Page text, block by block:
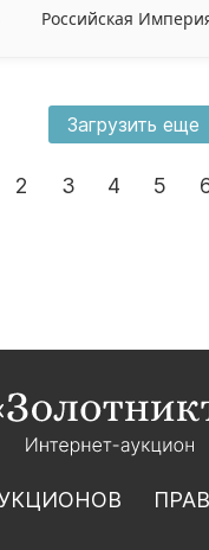
Российская
Загрузить еще
2 3 4 5